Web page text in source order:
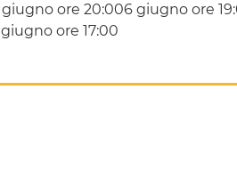
ore 20:006 giugno ore
ore 17:00